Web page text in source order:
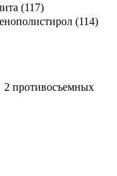
(117)
(114)
2 противосъемных